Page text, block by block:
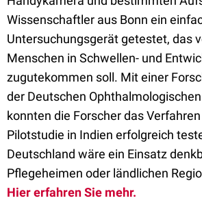
Wissenschaftler aus Bonn ein
Untersuchungsgerät getestet, das
Menschen in Schwellen- und
zugutekommen soll. Mit einer
der Deutschen
konnten die Forscher das
Pilotstudie in Indien erfolgreich
Deutschland wäre ein Einsatz
Pflegeheimen oder ländlichen
Hier erfahren Sie mehr.